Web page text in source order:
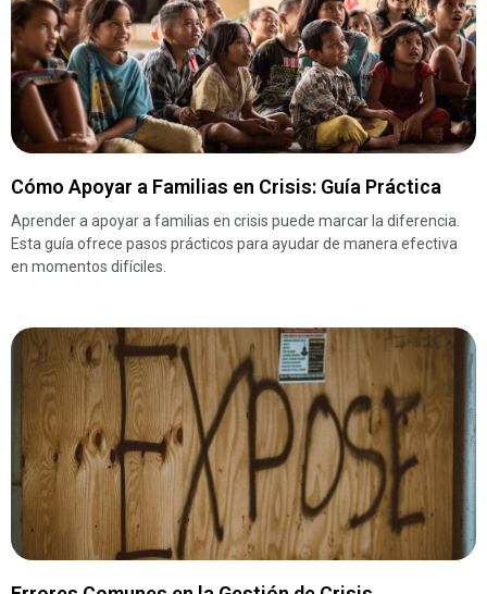
Cómo Apoyar a Familias en Crisis: Guía Práctica
Aprender a apoyar a familias en crisis puede marcar la diferencia.
Esta guía ofrece pasos prácticos para ayudar de manera efectiva
en momentos difíciles.